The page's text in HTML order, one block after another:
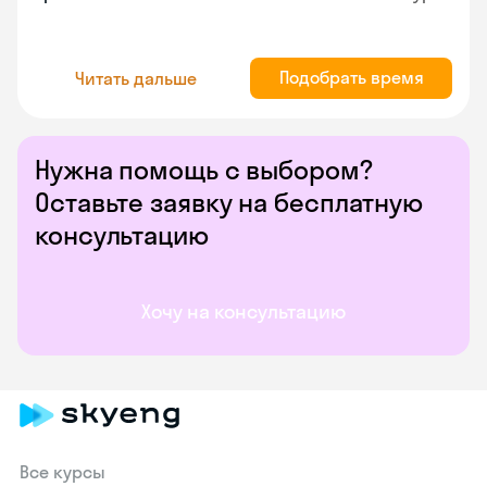
Нужна помощь с выбором?
Оставьте заявку на бесплатную
консультацию
Хочу на консультацию
Читать дальше Подобрать время
Все курсы